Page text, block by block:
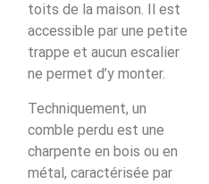
toits de la maison. Il est
accessible par une petite
trappe et aucun escalier
ne permet d’y monter.
Techniquement, un
comble perdu est une
charpente en bois ou en
métal, caractérisée par